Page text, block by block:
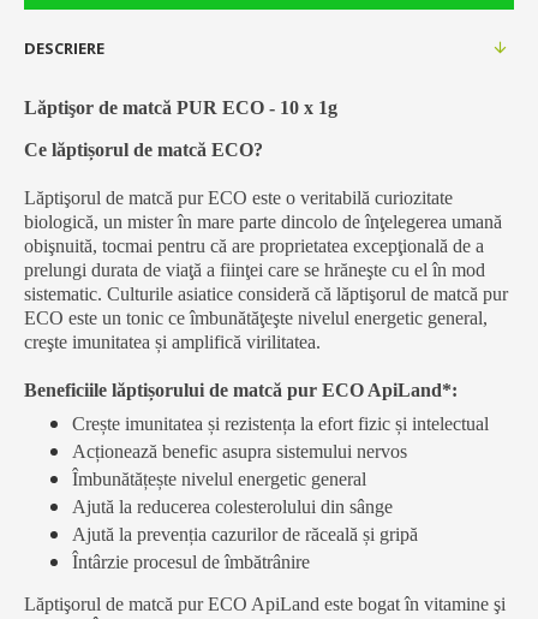
DESCRIERE
Lăptişor de matcă PUR ECO - 10 x 1g
Ce lăptișorul de matcă ECO?
Lăptişorul de matcă pur ECO este o veritabilă curiozitate
biologică, un mister în mare parte dincolo de înţelegerea umană
obişnuită, tocmai pentru că are proprietatea excepţională de a
prelungi durata de viaţă a fiinţei care se hrăneşte cu el în mod
sistematic. Culturile asiatice consideră că lăptişorul de matcă pur
ECO este un tonic ce îmbunătăţeşte nivelul energetic general,
creşte imunitatea și amplifică virilitatea.
Beneficiile lăptișorului de matcă pur ECO ApiLand*:
Crește imunitatea și rezistența la efort fizic și intelectual
Acționează benefic asupra sistemului nervos
Îmbunătățește nivelul energetic general
Ajută la reducerea colesterolului din sânge
Ajută la prevenția cazurilor de răceală și gripă
Întârzie procesul de îmbătrânire
Lăptişorul de matcă pur ECO ApiLand este bogat în vitamine şi